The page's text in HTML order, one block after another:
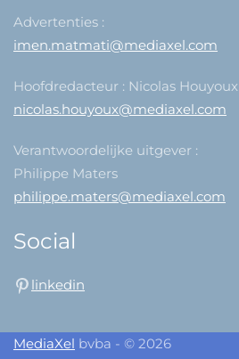
Advertenties :
imen.matmati@mediaxel.com
Hoofdredacteur : Nicolas Houyoux
nicolas.houyoux@mediaxel.com
Verantwoordelijke uitgever :
Philippe Maters
philippe.maters@mediaxel.com
Social
linkedin
MediaXel bvba - © 2026